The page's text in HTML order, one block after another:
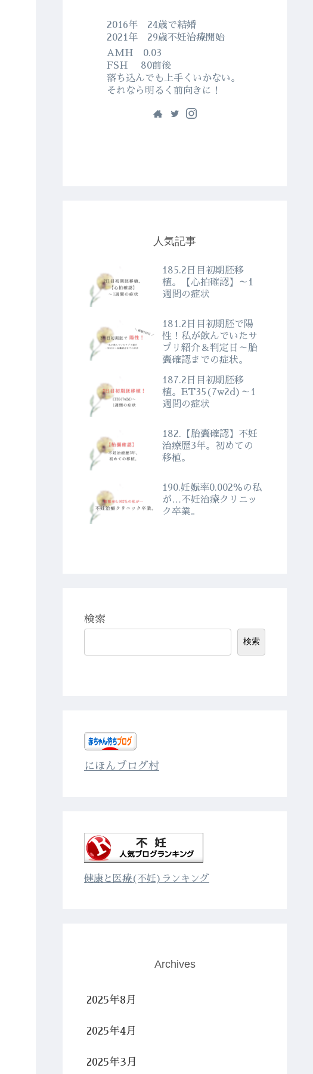
2016年 24歳で結婚
2021年 29歳不妊治療開始
AMH 0.03
FSH 80前後
落ち込んでも上手くいかない。
それなら明るく前向きに！
人気記事
185.2日目初期胚移
植。【心拍確認】～1
週間の症状
181.2日目初期胚で陽
性！私が飲んでいたサ
プリ紹介＆判定日～胎
嚢確認までの症状。
187.2日目初期胚移
植。ET35(7w2d)～1
週間の症状
182.【胎嚢確認】不妊
治療歴3年。初めての
移植。
190.妊娠率0.002％の私
が…不妊治療クリニッ
ク卒業。
検索
検索
にほんブログ村
健康と医療(不妊)ランキング
Archives
2025年8月
2025年4月
2025年3月